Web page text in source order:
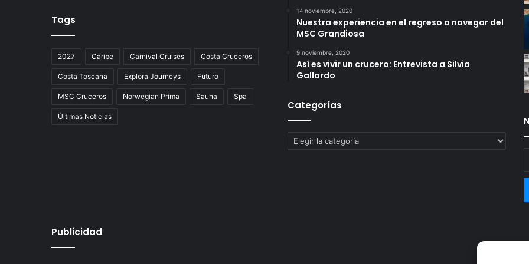
Tags
2027 Caribe Carnival Cruises Costa Cruceros
Costa Toscana Explora Journeys Futuro
MSC Cruceros Norwegian Prima Sauna Spa
Últimas Noticias
14 noviembre, 2020
Nuestra experiencia en el regreso a navegar del
MSC Grandiosa
9 noviembre, 2020
Así es vivir un crucero: Entrevista a Silvia
Gallardo
Categorías
Categorías
Publicidad